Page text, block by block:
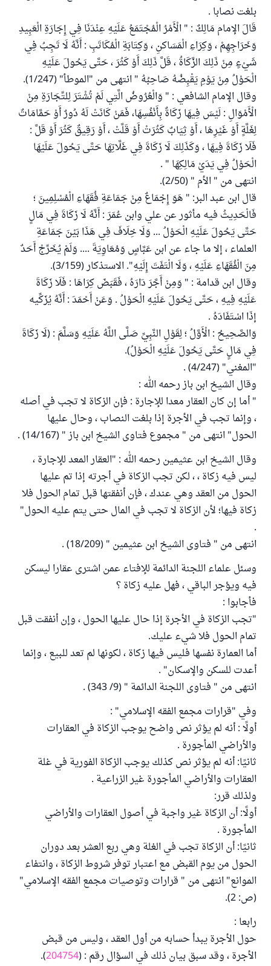
بلغت نصابا .
قَالَ الإمام مَالِكٌ : " الْأَمْرُ الْمُجْتَمَعُ عَلَيْهِ عِنْدَنَا فِي إِجَارَةِ الْعَبِيدِ
وَخَرَاجِهِمْ ، وَكِرَاءِ الْمَسَاكنِ ، وَكِتَابَةِ الْمُكَاتَبِ : أَنَّهُ لَا تَجِبُ فِي
شَيْءٍ مِنْ ذَلِكَ الزَّكَاةُ ، قَلَّ ذَلِكَ أَوْ كَثُرَ ، حَتَّى يَحُولَ عَلَيْهِ
الْحَوْلُ مِنْ يَوْمِ يَقْبِضُهُ صَاحِبُهُ " انتهى من "الموطأ" (1/247).
وقال الإمام الشافعي : " وَالْعُرُوضُ الَّتِي لَمْ تُشْتَرَ لِلتِّجَارَةِ مِنْ
الْأَمْوَالِ : لَيْسَ فِيهَا زَكَاةٌ بِأَنْفُسِهَا، فَمَنْ كَانَتْ لَهُ دُورٌ أَوْ حَمَّامَاتٌ
لِغَلَّةٍ أَوْ غَيْرِهَا ، أَوْ ثِيَابٌ كَثُرَتْ أَوْ قَلَّتْ ، أَوْ رَقِيقٌ كَثُرَ أَوْ قَلَّ :
فَلَا زَكَاةَ فِيهَا ، وَكَذَلِكَ لَا زَكَاةَ فِي غَلَّاتِهَا حَتَّى يَحُولَ عَلَيْهَا
الْحَوْلُ فِي يَدَيْ مَالِكِهَا " .
انتهى من " الأم " (2/50).
قال ابن عبد البر: " هَوَ إِجْمَاعٌ مِنْ جَمَاعَةِ فُقَهَاءِ الْمُسْلِمِينَ ؛
فَالْحَدِيثُ فيه مأثور عن علي وابن عُمَرَ : أَنَّهُ لَا زَكَاةَ فِي مَالٍ
حَتَّى يَحُولَ عَلَيْهِ الْحَوْلُ ... وَلَا خِلَافَ فِي هَذَا بَيْنَ جَمَاعَةِ
العلماء ، إلا ما جاء عن ابن عَبَّاسٍ وَمُعَاوِيَةَ .... وَلَمْ يُخَرِّجْ أَحَدٌ
مِنَ الْفُقَهَاءِ عَلَيْهِ ، وَلَا الْتَفَتَ إِلَيْهِ". الاستذكار (3/159).
وقال ابن قدامة : " وَمِنْ أَجَّرَ دَارَهُ ، فَقَبَضَ كِرَاهَا : فَلَا زَكَاةَ
عَلَيْهِ فِيهِ ، حَتَّى يَحُولَ عَلَيْهِ الْحَوْلُ . وَعَنْ أَحْمَدَ : أَنَّهُ يُزَكِّيه
إذَا اسْتَفَادَهُ .
وَالصَّحِيحُ : الْأَوَّلُ ؛ لِقَوْلِ النَّبِيِّ صَلَّى اللَّهُ عَلَيْهِ وَسَلَّمَ : (لَا زَكَاةَ
فِي مَالٍ حَتَّى يَحُولَ عَلَيْهِ الْحَوْلُ).
"المغني" (4/247) .
وقال الشيخ ابن باز رحمه الله :
" أما إن كان العقار معدا للإجارة : فإن الزكاة لا تجب في أصله
، وإنما تجب في الأجرة إذا بلغت النصاب ، وحال عليها
الحول" انتهى من " مجموع فتاوى الشيخ ابن باز " (14/167) .
وقال الشيخ ابن عثيمين رحمه الله : "العقار المعد للإجارة ،
ليس فيه زكاة ، ، لكن تجب الزكاة في أجرته إذا تم عليها
الحول من العقد وهي عندك ، فإن أنفقتها قبل تمام الحول فلا
زكاة فيها؛ لأن الزكاة لا تجب في المال حتى يتم عليه الحول"
.
انتهى من " فتاوى الشيخ ابن عثيمين " (18/209) .
وسئل علماء اللجنة الدائمة للإفتاء عمن اشترى عقارا ليسكن
فيه ويؤجر الباقي ، فهل عليه زكاة ؟
فأجابوا :
"تجب الزكاة في الأجرة إذا حال عليها الحول ، وإن أنفقت قبل
تمام الحول فلا شيء عليك.
أما العمارة نفسها فليس فيها زكاة ، لكونها لم تعد للبيع ، وإنما
أعدت للسكن والإسكان" .
انتهى من " فتاوى اللجنة الدائمة " (9/ 343) .
وفي "قرارات مجمع الفقه الإسلامي" :
أولًا : أنه لم يؤثر نص واضح يوجب الزكاة في العقارات
والأراضي المأجورة .
ثانيًا: أنه لم يؤثر نص كذلك يوجب الزكاة الفورية في غلة
العقارات والأراضي المأجورة غير الزراعية .
ولذلك قرر:
أولًا: أن الزكاة غير واجبة في أصول العقارات والأراضي
المأجورة .
ثانيًا: أن الزكاة تجب في الغلة وهي ربع العشر بعد دوران
الحول من يوم القبض مع اعتبار توفر شروط الزكاة ، وانتفاء
الموانع" انتهى من " قرارات وتوصيات مجمع الفقه الإسلامي"
(ص: 2).
رابعا :
حول الأجرة يبدأ حسابه من أول العقد ، وليس من قبض
الأجرة ، وقد سبق بيان ذلك في السؤال رقم : (204754
).